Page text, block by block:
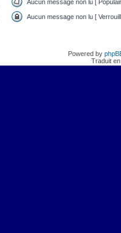
Aucun message non lu [
Aucun message non lu [
Powered by
Traduit